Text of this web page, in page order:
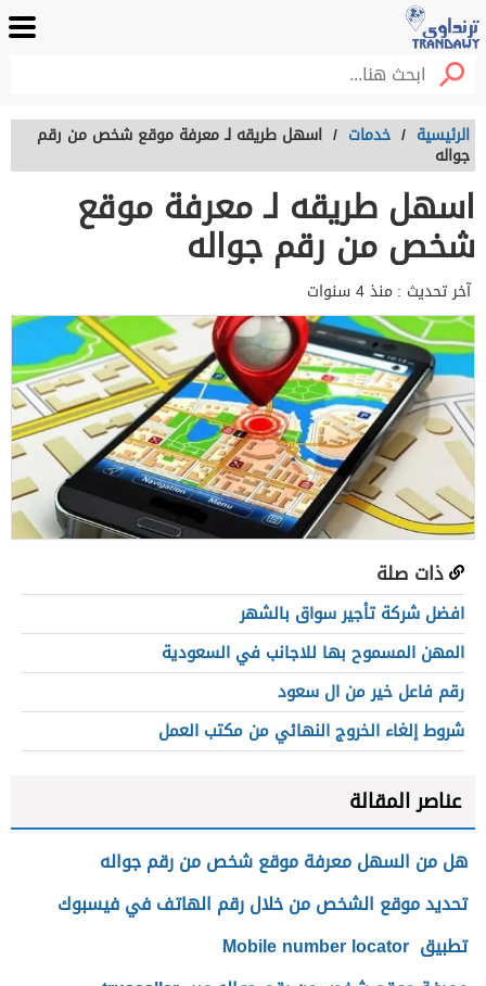
الرئيسية / خدمات / اسهل طريقه لـ معرفة موقع شخص من رقم
جواله
اسهل طريقه لـ معرفة موقع
شخص من رقم جواله
آخر تحديث : منذ 4 سنوات
ذات صلة
افضل شركة تأجير سواق بالشهر
المهن المسموح بها للاجانب في السعودية
رقم فاعل خير من ال سعود
شروط إلغاء الخروج النهائي من مكتب العمل
عناصر المقالة
هل من السهل معرفة موقع شخص من رقم جواله
تحديد موقع الشخص من خلال رقم الهاتف في فيسبوك
تطبيق Mobile number locator